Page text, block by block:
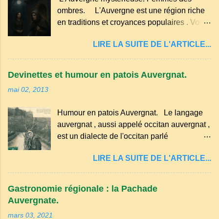
sucre un verre de lait, 1 pincée de sel et 30
g de beurre. Commencez par équeuter les
cerises sans les dénoyauter de préférence,
séchez-les sur un torchon.
ombres. L'Auvergne est une région riche
en traditions et croyances populaires . Voici
marqué ses campagnes : Superstitions : Le
pain retourné. Quand, à un repas, un des
voisins se hâtent de planter dans le
aperçoit, il remet le pain sur le bon coté,
mais il doit payer autant de bouteilles de vin
qu’il y a de couteaux ou de fourchettes
d’Ambert). Les quatre chemins. Quand
deux chemins se rencontrent et se coupent,
leur intersection forme un carrefour qui a
LIRE LA SUITE DE L'ARTICLE...
Devinettes et humour en patois Auvergnat.
mai 02, 2013
Humour en patois Auvergnat. Le langage
auvergnat , aussi appelé occitan auvergnat ,
est un dialecte de l'occitan parlé
certaines parties du Massif central . Il
appartient à la famille des langues romanes
et est classé parmi les dialectes du nord-
occitan . Bien que le nombre de locuteurs
LIRE LA SUITE DE L'ARTICLE...
Gastronomie régionale : la Pachade
Auvergnate.
mars 03, 2021